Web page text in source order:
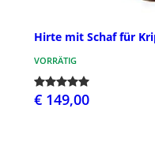
Hirte mit Schaf für
VORRÄTIG
€ 149,00